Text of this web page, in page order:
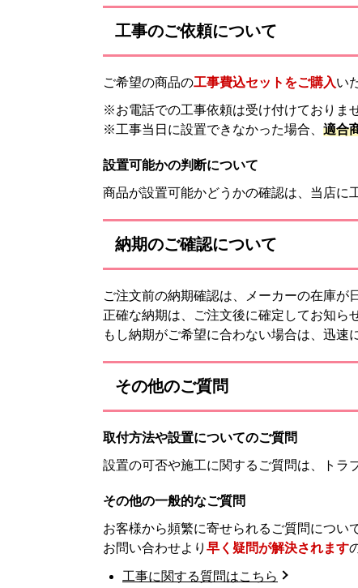
工事のご依頼について
ご希望の商品の工事費込セットをご購入い
※お電話での工事依頼は受け付けておりま
※工事当日に設置できなかった場合、 適合
設置可能かの判断について
商品が設置可能かどうかの確認は、当店に
納期のご確認について
ご注文前の納期確認は、メーカーの在庫が
正確な納期は、ご注文後に確定してお知ら
もし納期がご希望に合わない場合は、迅速
その他のご質問
取付方法や設置についてのご質問
設置の可否や施工に関するご質問は、トラ
その他の一般的なご質問
お客様から頻繁に寄せられるご質問につい
お問い合わせより 早く疑問が解決されます
工事に関する質問はこちら